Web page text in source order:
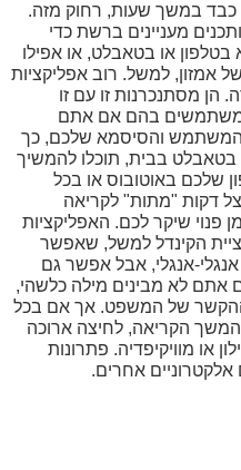
כבד במשך שעות, רחוק מזה.
מעניינים ברשת כדי
או בטאבלט, או אפילו
של אמזון, למשל. רוב אפליקציות
הן מסתנכרנות זו עם זו
משתמשים בהם אם אתם
המשתמש והסיסמא שלכם, כך
בבית, תוכלו להמשיך
שלכם באוטובוס או בכל
דקות "מתות" לקריאה
פנוי שיקר לכם. האפליקציות
הקינדל למשל, שאפשר
אנגלי, אבל אפשר גם
אתם לא מבינים מילה כלשהי,
של המשפט. אך אם בכל
הקריאה, לחיצה ארוכה
או מוויקיפדיה. פתרונות
אלקטרוניים אחרים.